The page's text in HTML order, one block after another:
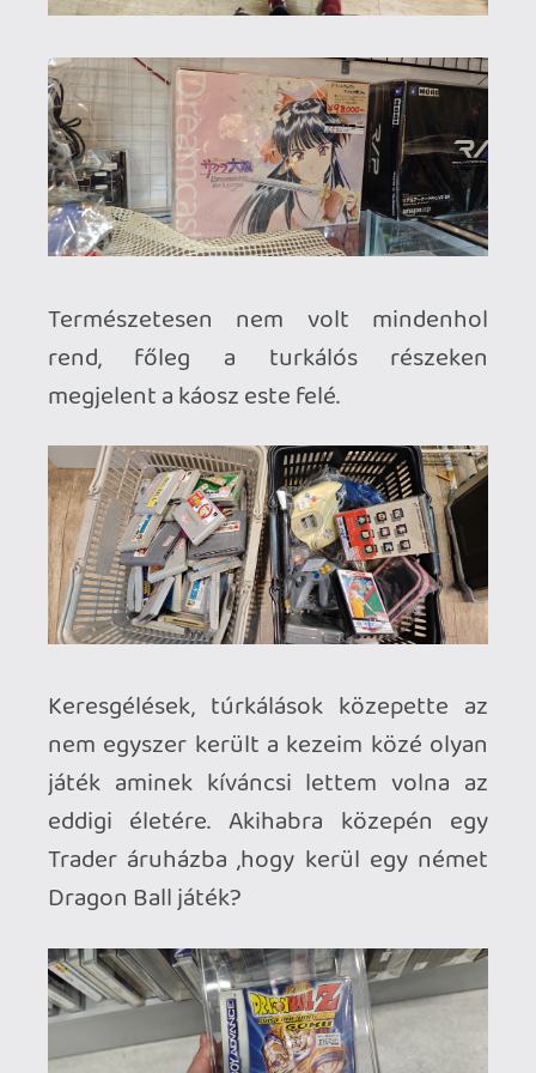
Természetesen nem csak vásárolni lehet
nem ismert ritmus, akció és
versenyjátékok több emeleten várták,
hogy 100 jenesekkel etessem őket.
Felkészültem bőven apróval de nem volt
rájuk szükség, mivel a legtöbb modern
gép már a kiadó által dedikált kártyával
ment, ezzel nem csak apró keresgélést,
váltást úsztuk meg, ezen felül a kártyák
tárolták a profilunkat és a játékban lévő
mentéseket. Így napokkal később
visszatérve, ott folytattam az adott
játékot ahol legutóbb abbahagytam.